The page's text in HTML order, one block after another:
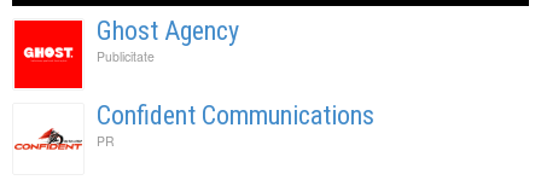
Ghost Agency
Publicitate
Confident Communications
PR